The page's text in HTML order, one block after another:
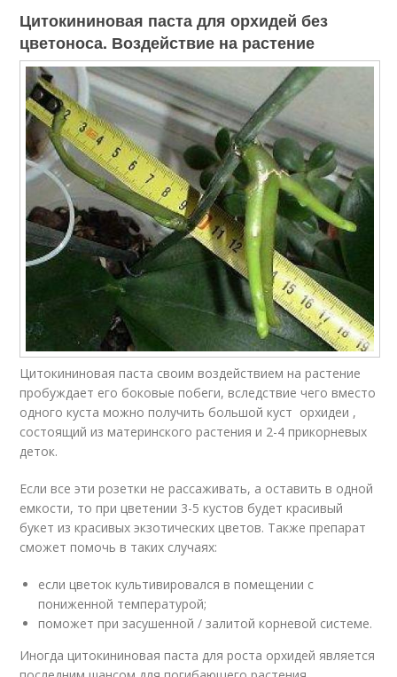
Цитокининовая паста для орхидей без
цветоноса. Воздействие на растение
Цитокининовая паста своим воздействием на растение
пробуждает его боковые побеги, вследствие чего вместо
одного куста можно получить большой куст орхидеи ,
состоящий из материнского растения и 2-4 прикорневых
деток.
Если все эти розетки не рассаживать, а оставить в одной
емкости, то при цветении 3-5 кустов будет красивый
букет из красивых экзотических цветов. Также препарат
сможет помочь в таких случаях:
если цветок культивировался в помещении с
пониженной температурой;
поможет при засушенной / залитой корневой системе.
Иногда цитокининовая паста для роста орхидей является